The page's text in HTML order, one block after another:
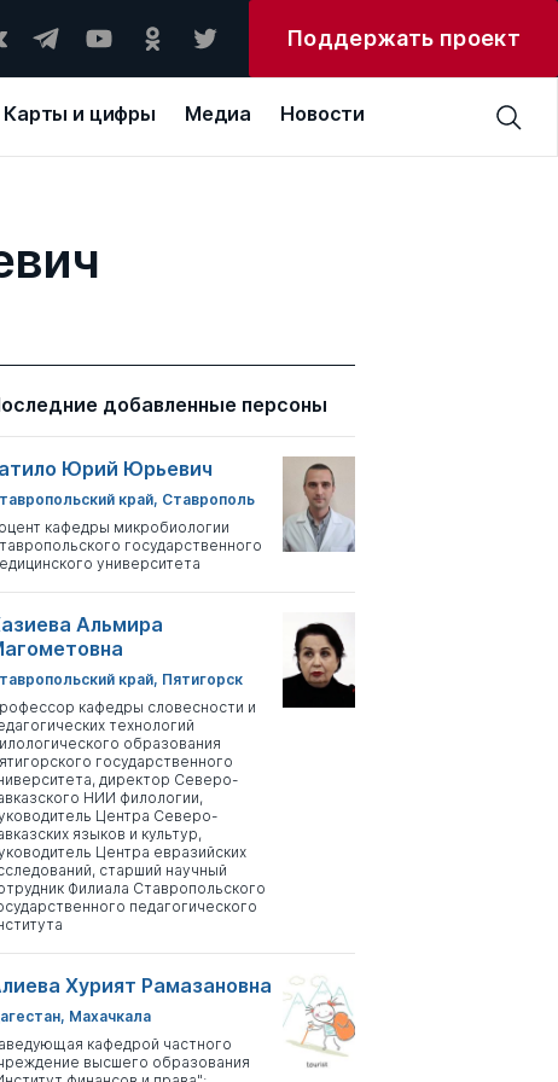
Поддержать проект
Карты и цифры Медиа Новости
добавленные персоны
Юрий Юрьевич
край, Ставрополь
кафедры микробиологии
государственного
университета
Альмира
край, Пятигорск
кафедры словесности и
технологий
образования
государственного
директор Северо-
НИИ филологии,
Центра Северо-
языков и культур,
Центра евразийских
старший научный
Филиала Ставропольского
педагогического
Хурият Рамазановна
Махачкала
кафедрой частного
высшего образования